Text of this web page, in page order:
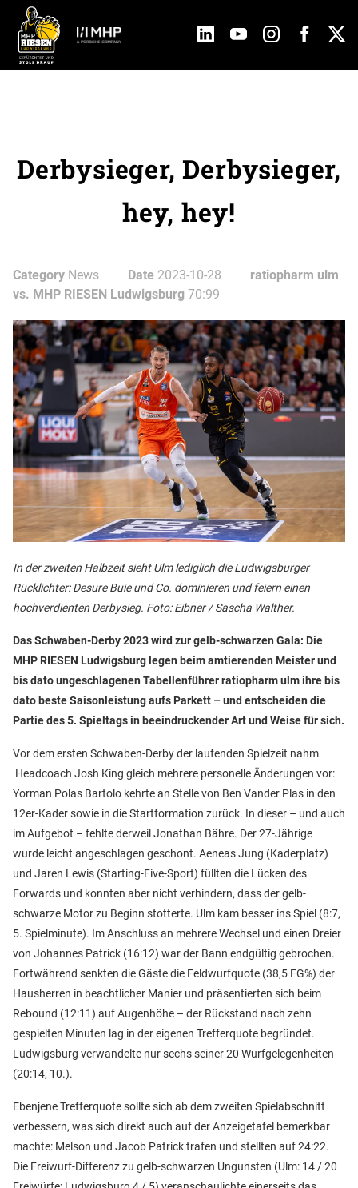
Derbysieger, Derbysieger,
hey, hey!
Category News Date 2023-10-28
ratiopharm ulm
vs. MHP RIESEN Ludwigsburg 70:99
In der zweiten Halbzeit sieht Ulm lediglich die Ludwigsburger
Rücklichter: Desure Buie und Co. dominieren und feiern einen
hochverdienten Derbysieg. Foto: Eibner / Sascha Walther.
Das Schwaben-Derby 2023 wird zur gelb-schwarzen Gala: Die
MHP RIESEN Ludwigsburg legen beim amtierenden Meister und
bis dato ungeschlagenen Tabellenführer ratiopharm ulm ihre bis
dato beste Saisonleistung aufs Parkett – und entscheiden die
Partie des 5. Spieltags in beeindruckender Art und Weise für sich.
Vor dem ersten Schwaben-Derby der laufenden Spielzeit nahm
Headcoach Josh King gleich mehrere personelle Änderungen vor:
Yorman Polas Bartolo kehrte an Stelle von Ben Vander Plas in den
12er-Kader sowie in die Startformation zurück. In dieser – und auch
im Aufgebot – fehlte derweil Jonathan Bähre. Der 27-Jährige
wurde leicht angeschlagen geschont. Aeneas Jung (Kaderplatz)
und Jaren Lewis (Starting-Five-Sport) füllten die Lücken des
Forwards und konnten aber nicht verhindern, dass der gelb-
schwarze Motor zu Beginn stotterte. Ulm kam besser ins Spiel (8:7,
5. Spielminute). Im Anschluss an mehrere Wechsel und einen Dreier
von Johannes Patrick (16:12) war der Bann endgültig gebrochen.
Fortwährend senkten die Gäste die Feldwurfquote (38,5 FG%) der
Hausherren in beachtlicher Manier und präsentierten sich beim
Rebound (12:11) auf Augenhöhe – der Rückstand nach zehn
gespielten Minuten lag in der eigenen Trefferquote begründet.
Ludwigsburg verwandelte nur sechs seiner 20 Wurfgelegenheiten
(20:14, 10.).
Ebenjene Trefferquote sollte sich ab dem zweiten Spielabschnitt
verbessern, was sich direkt auch auf der Anzeigetafel bemerkbar
machte: Melson und Jacob Patrick trafen und stellten auf 24:22.
Die Freiwurf-Differenz zu gelb-schwarzen Ungunsten (Ulm: 14 / 20